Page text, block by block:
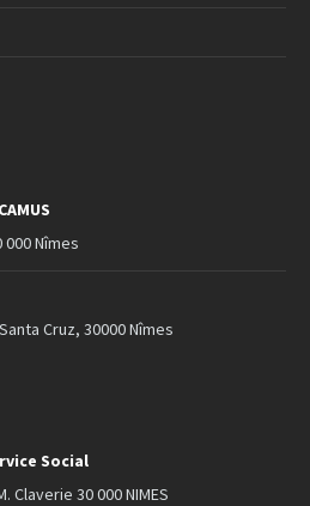
000 Nîmes
Cruz, 30000 Nîmes
Social
Claverie 30 000 NIMES